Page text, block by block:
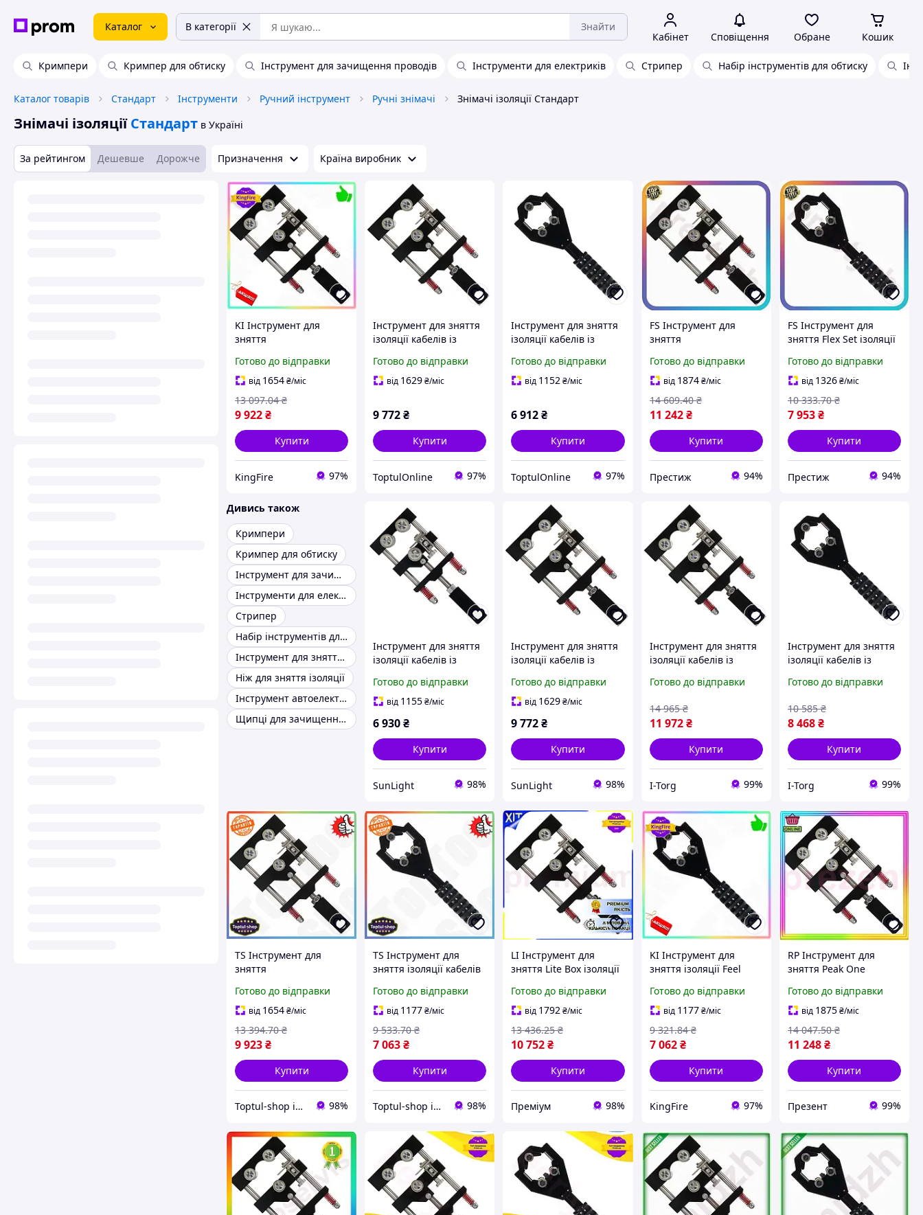
Каталог В категорії Знайти
Кабінет Сповіщення Обране Кошик
Кримпери Кримпер для обтиску Інструмент для зачищення проводів Інструменти для електриків Стрипер Набір інструментів для обтиску
Каталог товарів Стандарт Інструменти Ручний інструмент Ручні знімачі Знімачі ізоляції Стандарт
Знімачі ізоляції Стандарт в Україні
За рейтингом Дешевше Дорожче Призначення Країна виробник
KI Інструмент для
зняття
Feel Happy екрану
кабелів 35-70 мм
СТАНДАРТ для
електриків FIR41_R
Готово до відправки
від 1654₴/міс
9 922₴
13 097.04 ₴
Купити
KingFire 97%
Інструмент для зняття
ізоляції кабелів із
та
напівпровідникового
СТАНДАРТ
Готово до відправки
від 1629₴/міс
9 772₴
Купити
ToptulOnline 97%
Інструмент для зняття
ізоляції кабелів із
та
напівпровідникового
СТАНДАРТ
Готово до відправки
від 1152₴/міс
6 912₴
Купити
ToptulOnline 97%
FS Інструмент для
зняття
екрану кабелів ø35-
70мм СТАНДАРТ для
високовольтних кабе
SET18-F
Готово до відправки
від 1874 ₴/міс
11 242 ₴
14 609.40 ₴
Купити
Престиж 94%
FS Інструмент для
зняття Flex Set ізоляції
СТАНДАРТ для
високовольтних кабелів
різак д SET18-F
Готово до відправки
від 1326₴/міс
7 953₴
10 333.70 ₴
Купити
Престиж 94%
Дивись також
Кримпери
Кримпер для обтиску
Інструмент для зачищення проводів
Інструменти для електриків
Стрипер
Набір інструментів для обтиску
Інструмент для зняття ізоляції
Ніж для зняття ізоляції
Інструмент автоелектрика
Щипці для зачищення проводів
Інструмент для зняття
ізоляції кабелів із
та
напівпровідникового
СТАНДАРТ санлайт
Готово до відправки
від 1155₴/міс
6 930₴
Купити
SunLight 98%
Інструмент для зняття
ізоляції кабелів із
та
напівпровідникового
СТАНДАРТ санлайт
Готово до відправки
від 1629₴/міс
9 772₴
Купити
SunLight 98%
Інструмент для зняття
ізоляції кабелів із
та
екрана ø38-68м
СТАНДАРТ
Готово до відправки
11 972 ₴
14 965 ₴
Купити
I-Torg 99%
Інструмент для зняття
ізоляції кабелів із
та
екрана ø20-40 мм
СТАНДАРТ
Готово до відправки
8 468₴
10 585 ₴
Купити
I-Torg 99%
TS Інструмент для
зняття
екрану Extra Line
кабелів ø35-70мм
кабелів SHT55_Q
Готово до відправки
від 1654₴/міс
9 923₴
13 394.70 ₴
Купити
Toptul-shop інтернет магазин 98%
TS Інструмент для
зняття ізоляції кабелів
1 для високовольтних
кабелів пошитий
Готово до відправки
від 1177₴/міс
7 063₴
9 533.70 ₴
Купити
Toptul-shop інтернет магазин 98%
LI Інструмент для
зняття Lite Box ізоляції
поліетилену та
напівпровідникового
Готово до відправки
від 1792 ₴/міс
10 752₴
13 436.25 ₴
Купити
Преміум 98%
KI Інструмент для
зняття ізоляції Feel
СТАНДАРТ 2 в 1 для
електриків ø25-40мм
FIR41_R
Готово до відправки
від 1177 ₴/міс
7 062 ₴
9 321.84 ₴
Купити
KingFire 97%
RP Інструмент для
зняття Peak One
зшитого поліетилену
та
екран PREZ2/G
Готово до відправки
від 1875₴/міс
11 248₴
14 047.50 ₴
Купити
Презент 99%